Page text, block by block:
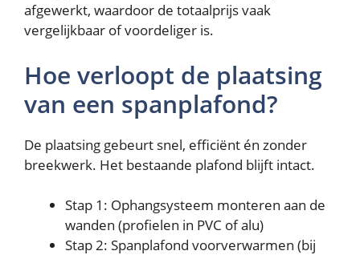
afgewerkt, waardoor de totaalprijs vaak
vergelijkbaar of voordeliger is.
Hoe verloopt de plaatsing
van een spanplafond?
De plaatsing gebeurt snel, efficiënt én zonder
breekwerk. Het bestaande plafond blijft intact.
Stap 1: Ophangsysteem monteren aan de
wanden (profielen in PVC of alu)
Stap 2: Spanplafond voorverwarmen (bij